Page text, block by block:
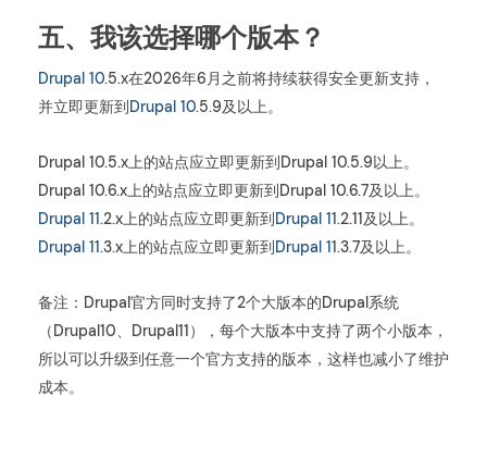
五、我该选择哪个版本？
Drupal 10.5.x在2026年6月之前将持续获得安全更新支持，
并立即更新到Drupal 10.5.9及以上。
Drupal 10.5.x上的站点应立即更新到Drupal 10.5.9以上。
Drupal 10.6.x上的站点应立即更新到Drupal 10.6.7及以上。
Drupal 11.2.x上的站点应立即更新到Drupal 11.2.11及以上。
Drupal 11.3.x上的站点应立即更新到Drupal 11.3.7及以上。
备注：Drupal官方同时支持了2个大版本的Drupal系统
（Drupal10、Drupal11），每个大版本中支持了两个小版本，
所以可以升级到任意一个官方支持的版本，这样也减小了维护
成本。